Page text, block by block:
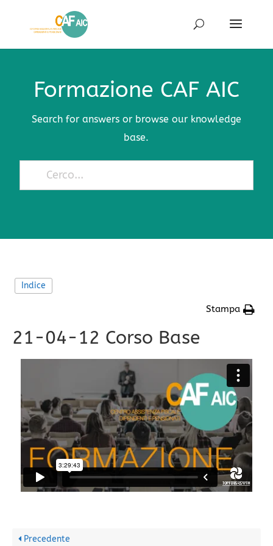
Formazione CAF AIC
Search for answers or browse our knowledge
base.
Indice
Stampa
21-04-12 Corso Base
Precedente